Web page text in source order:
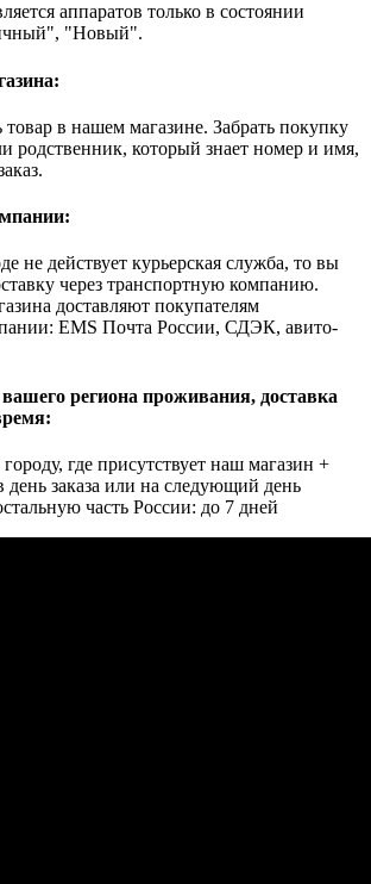
аппаратов только в состоянии
"Новый".
в нашем магазине. Забрать покупку
родственник, который знает номер и имя,
не действует курьерская служба, то вы
через транспортную компанию.
доставляют покупателям
EMS Почта России, СДЭК, авито-
региона проживания, доставка
где присутствует наш магазин +
день заказа или на следующий день
часть России: до 7 дней